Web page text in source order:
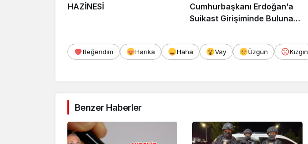
HAZİNESİ
Cumhurbaşkanı Erdoğan’a
Suikast Girişiminde Bulunan
Afyonkarahisar’da Yakalandı
Beğendim Harika Haha Vay Üzgün Kızgın
Benzer Haberler